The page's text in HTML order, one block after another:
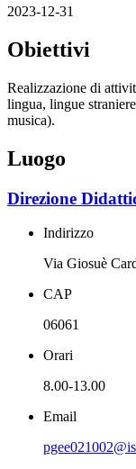
2023-12-31
Obiettivi
Realizzazione di
lingua, lingue
musica).
Luogo
Direzione
Indirizzo
Via Giosuè
CAP
06061
Orari
8.00-13.00
Email